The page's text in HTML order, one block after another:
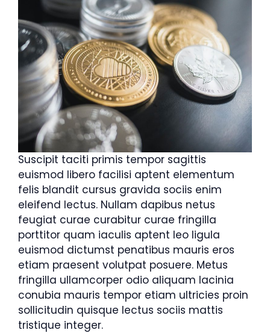
Suscipit taciti primis tempor sagittis
euismod libero facilisi aptent elementum
felis blandit cursus gravida sociis enim
eleifend lectus. Nullam dapibus netus
feugiat curae curabitur curae fringilla
porttitor quam iaculis aptent leo ligula
euismod dictumst penatibus mauris eros
etiam praesent volutpat posuere. Metus
fringilla ullamcorper odio aliquam lacinia
conubia mauris tempor etiam ultricies proin
sollicitudin quisque lectus sociis mattis
tristique integer.